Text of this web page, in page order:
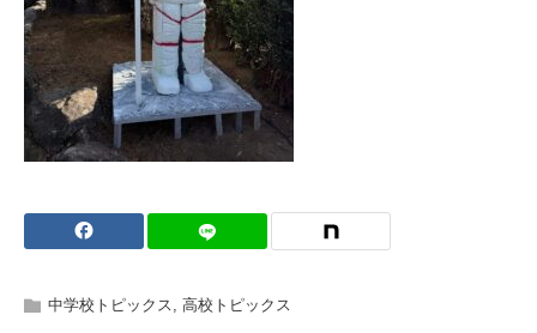
中学校トピックス, 高校トピックス